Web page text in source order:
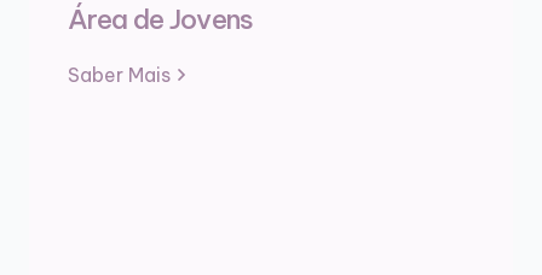
Área de Jovens
Saber Mais